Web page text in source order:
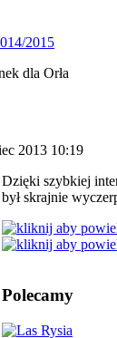
2015
dla Orła
2013 10:19
Dzięki szybkiej
był skrajnie
Polecamy